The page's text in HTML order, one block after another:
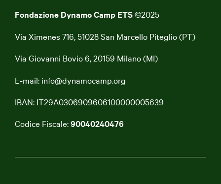
Fondazione Dynamo Camp ETS©2025
Via Ximenes 716, 51028 San Marcello Piteglio (PT)
Via Giovanni Bovio 6, 20159 Milano (MI)
E-mail: info@dynamocamp.org
IBAN: IT29A0306909606100000005639
Codice Fiscale:90040240476